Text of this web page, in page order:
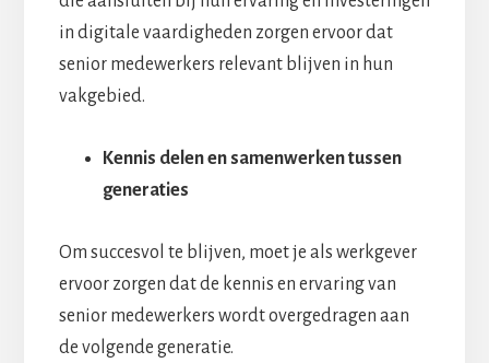
in digitale vaardigheden zorgen ervoor dat
senior medewerkers relevant blijven in hun
vakgebied.
Kennis delen en samenwerken tussen
generaties
Om succesvol te blijven, moet je als werkgever
ervoor zorgen dat de kennis en ervaring van
senior medewerkers wordt overgedragen aan
de volgende generatie.